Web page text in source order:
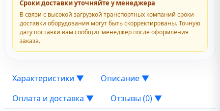
Сроки доставки уточняйте у менеджера
В связи с высокой загрузкой транспортных компаний сроки
доставки оборудования могут быть скорректированы. Точную
дату поставки вам сообщит менеджер после оформления
заказа.
Характеристики ▼ Описание ▼
Оплата и доставка ▼ Отзывы (0) ▼